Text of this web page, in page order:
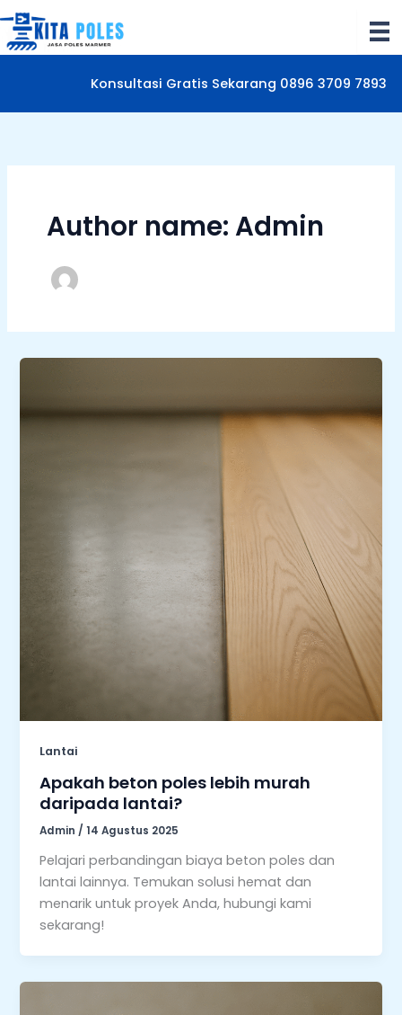
Lewati
ke
konten
Konsultasi Gratis Sekarang 0896 3709 7893
Author name: Admin
Lantai
Apakah beton poles lebih murah
daripada lantai?
Admin /14 Agustus 2025
Pelajari perbandingan biaya beton poles dan
lantai lainnya. Temukan solusi hemat dan
menarik untuk proyek Anda, hubungi kami
sekarang!